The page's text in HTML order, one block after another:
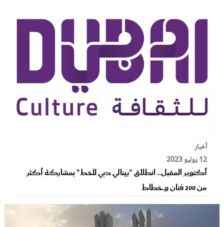
أخبار
12 يوليو 2023
أكتوبر المقبل.. انطلاق "بينالي دبي للخط" بمشاركة أكثر
من 200 فنان وخطاط